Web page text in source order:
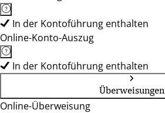
In der Kontoführung enthalten
Online-Konto-Auszug
In der Kontoführung enthalten
Überweisungen
Online-Überweisung